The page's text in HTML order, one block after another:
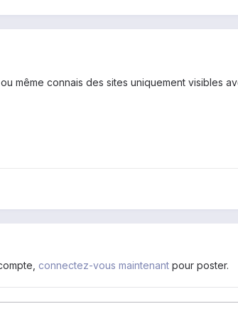
même connais des sites uniquement visibles
connectez-vous maintenant pour poster.